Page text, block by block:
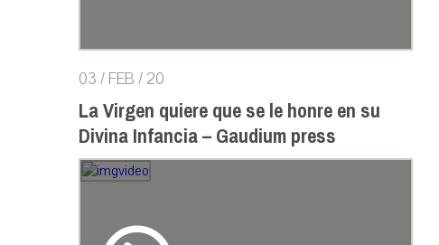
03 / FEB / 20
La Virgen quiere que se le honre en su
Divina Infancia – Gaudium press